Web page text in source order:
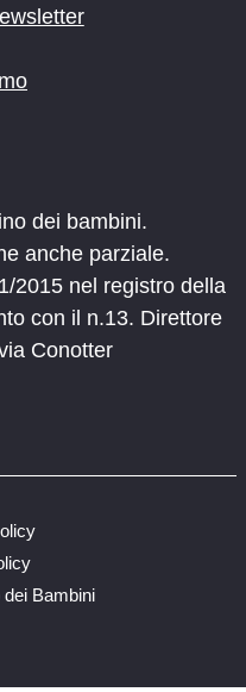
dei bambini.
anche parziale.
2015 nel registro della
con il n.13. Direttore
Conotter
dei Bambini